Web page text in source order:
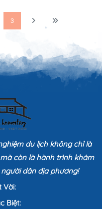
3
du lịch không chỉ là
còn là hành trình khám
dân địa phương!
Vời:
Biệt: